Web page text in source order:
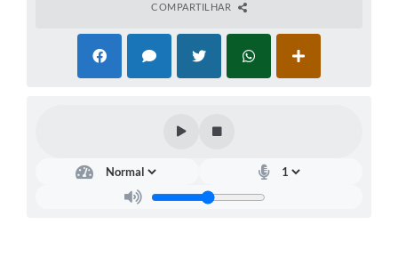
COMPARTILHAR